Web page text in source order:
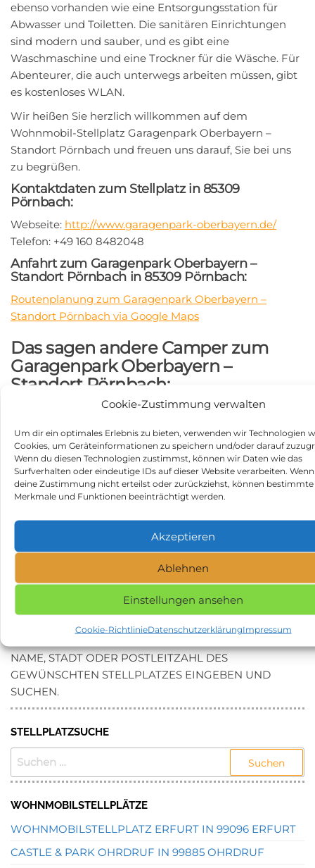
Cookie-Zustimmung verwalten
Um dir ein optimales Erlebnis zu bieten, verwenden wir Technologien
Cookies, um Geräteinformationen zu speichern und/oder darauf
Wenn du diesen Technologien zustimmst, können wir Daten wie das
Surfverhalten oder eindeutige IDs auf dieser Website verarbeiten.
deine Zustimmung nicht erteilst oder zurückziehst, können bestimmte
Merkmale und Funktionen beeinträchtigt werden.
Akzeptieren
Ablehnen
Einstellungen ansehen
Cookie-RichtlinieDatenschutzerklärungImpressum
ebenso vorhanden wie eine Entsorgungsstation für
Abwasser und Toiletten. Die sanitären Einrichtungen
sind modern und sauber, und es gibt eine
Waschmaschine und eine Trockner für die Wäsche. Für
Abenteurer, die auch unterwegs arbeiten müssen, gibt
es kostenloses WLAN.
Wir heißen Sie herzlich willkommen auf dem
Wohnmobil-Stellplatz Garagenpark Oberbayern –
Standort Pörnbach und freuen uns darauf, Sie bei uns
zu begrüßen.
Kontaktdaten zum Stellplatz in 85309
Pörnbach:
Webseite: http://www.garagenpark-oberbayern.de/
Telefon: +49 160 8482048
Anfahrt zum Garagenpark Oberbayern –
Standort Pörnbach in 85309 Pörnbach:
Routenplanung zum Garagenpark Oberbayern –
Standort Pörnbach via Google Maps
Das sagen andere Camper zum
Garagenpark Oberbayern –
Standort Pörnbach:
durchschnittliche Bewertung:4.9
Hier findest Du Erfahrungsberichte und Bewertungen
zum Wohnmobilstellplatz Garagenpark Oberbayern –
Standort Pörnbach:
https://search.google.com/local/writereview?
Beitragsnavigation
Beitrag
TipiHof in 88605 Sauldorf
Niederburg Kobern in
56330 Kobern-Gondorf
Schlagwörter Stellplatz in 85309 Pörnbach
NAME, STADT ODER POSTLEITZAHL DES
GEWÜNSCHTEN STELLPLATZES EINGEBEN UND
SUCHEN.
STELLPLATZSUCHE
SUCHEN
WOHNMOBILSTELLPLÄTZE
WOHNMOBILSTELLPLATZ ERFURT IN 99096 ERFURT
CASTLE & PARK OHRDRUF IN 99885 OHRDRUF